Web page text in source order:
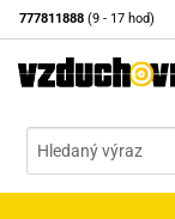
777811888 (9 - 17 hod)